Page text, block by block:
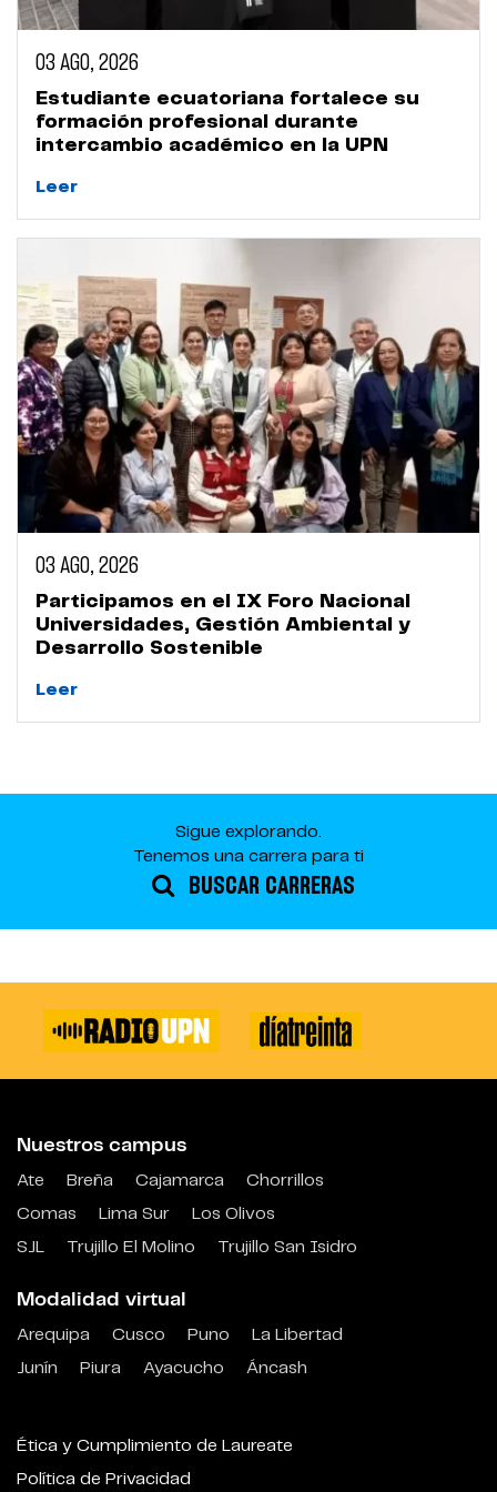
03 AGO, 2026
Estudiante ecuatoriana fortalece su
formación profesional durante
intercambio académico en la UPN
Leer
03 AGO, 2026
Participamos en el IX Foro Nacional
Universidades, Gestión Ambiental y
Desarrollo Sostenible
Leer
Sigue explorando.
Tenemos una carrera para ti
BUSCAR CARRERAS
Nuestros campus
Ate Breña Cajamarca
Chorrillos
Comas
Lima Sur
Los Olivos
SJL
Trujillo El Molino Trujillo San Isidro
Modalidad virtual
Arequipa Cusco Puno
La Libertad
Junín
Piura Ayacucho Áncash
Ética y Cumplimiento de Laureate
Política de Privacidad